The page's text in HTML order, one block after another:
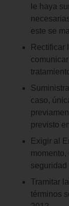
le haya
este se
Rectificar
caso,
previsto
Exigir al
seguridad
Tramitar
términos